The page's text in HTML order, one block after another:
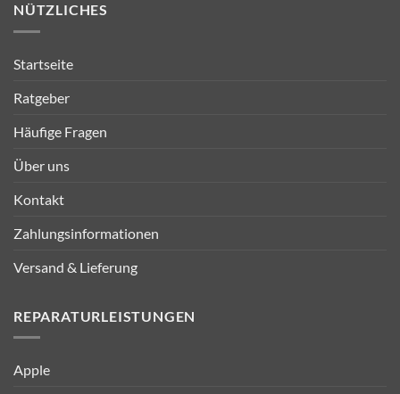
NÜTZLICHES
Startseite
Ratgeber
Häufige Fragen
Über uns
Kontakt
Zahlungsinformationen
Versand & Lieferung
REPARATURLEISTUNGEN
Apple